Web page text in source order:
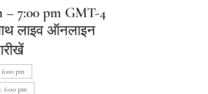
– 7:00 pm GMT-4
लाइव ऑनलाइन
6:00 pm
6:00 pm